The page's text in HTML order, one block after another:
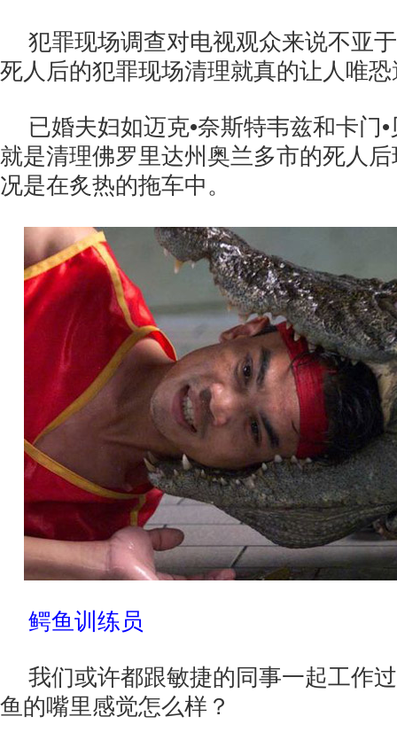
犯罪现场调查对电视观众来说不亚
死人后的犯罪现场清理就真的让人唯
已婚夫妇如迈克•奈斯特韦兹和卡门
就是清理佛罗里达州奥兰多市的死人
况是在炙热的拖车中。
鳄鱼训练员
我们或许都跟敏捷的同事一起工作
鱼的嘴里感觉怎么样？